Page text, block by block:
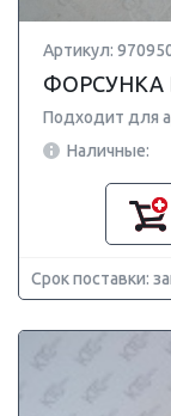
Артикул:
ФОРСУНКА
Подходит для
Наличные:
Срок поставки: